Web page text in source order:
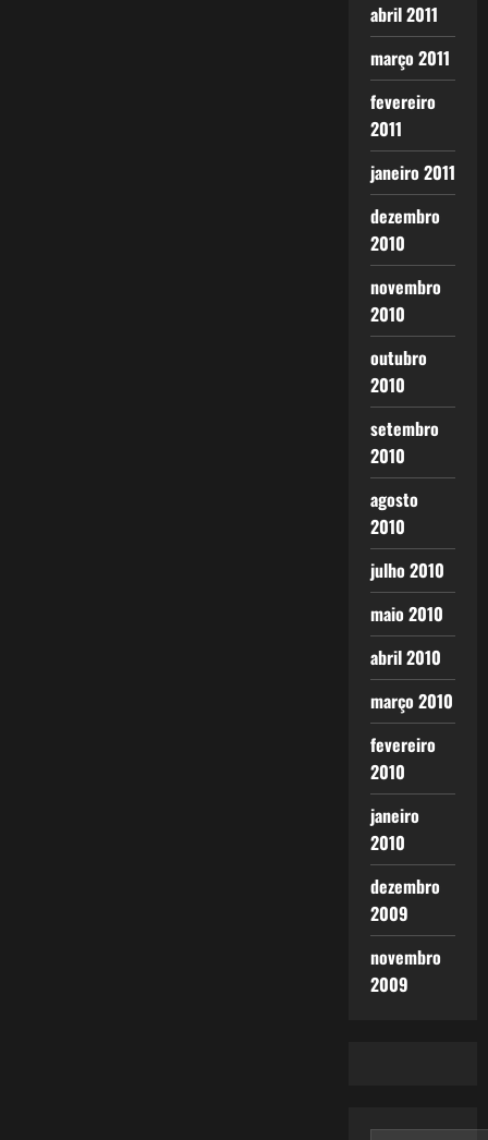
abril 2011
março 2011
fevereiro
2011
janeiro 2011
dezembro
2010
novembro
2010
outubro
2010
setembro
2010
agosto
2010
julho 2010
maio 2010
abril 2010
março 2010
fevereiro
2010
janeiro
2010
dezembro
2009
novembro
2009